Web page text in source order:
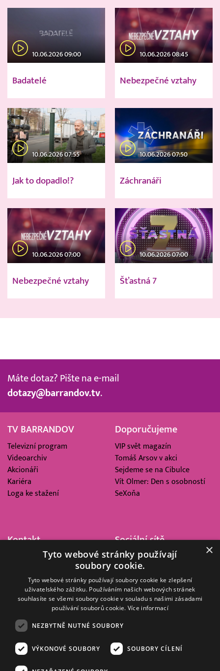
10.06.2026 09:00
Badatelé
10.06.2026 08:45
Nebezpečné vztahy
10.06.2026 07:55
Jak to dopadlo!?
10.06.2026 07:50
Záchranáři
10.06.2026 07:00
Nebezpečné vztahy
10.06.2026 07:00
Šťastná 7
Máte dotaz? Pište na e-mail
dotazy@barrandov.tv.
TV BARRANDOV
Televizní program
Videoarchiv
Akcionáři
Kariéra
Loga ke stažení
Doporučujeme
VIP svět magazín
Tomáš Arsov v akci
Sejdeme se na Cibulce
Vít Olmer: Den s osobností
SeXoňa
Kontakt
Barrandov Televizní Studio,
Kříženeckého nám. 322
152 00 Praha 5
IČ 416 93 311
Sociální sítě
© 2008–2026 EMPRESA MEDIA, a.s. Všechna práva vyhrazena.
×
Tyto webové stránky používají
soubory cookie.
Tyto webové stránky používají soubory cookie ke zlepšení
uživatelského zážitku. Používáním našich webových stránek
souhlasíte se všemi soubory cookie v souladu s našimi zásadami
používání souborů cookie. Více informací
NEZBYTNĚ NUTNÉ SOUBORY
VÝKONOVÉ SOUBORY SOUBORY CÍLENÍ